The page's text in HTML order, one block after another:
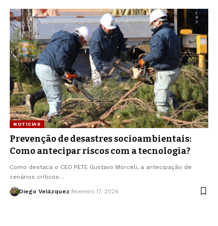
NOTÍCIAS
Prevenção de desastres socioambientais:
Como antecipar riscos com a tecnologia?
Como destaca o CEO PETE Gustavo Morceli, a antecipação de
cenários críticos…
Diego Velázquez fevereiro 17, 2026